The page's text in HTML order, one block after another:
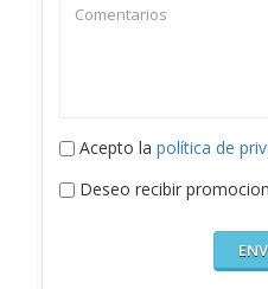
Acepto la política de
Deseo recibir